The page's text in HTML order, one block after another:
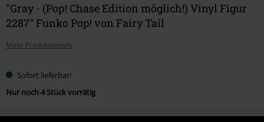
"Gray - (Pop! Chase Edition möglich!) Vinyl Figur
2287" Funko Pop! von Fairy Tail
Mehr Produktdetails
Sofort lieferbar!
Nur noch 4 Stück vorrätig